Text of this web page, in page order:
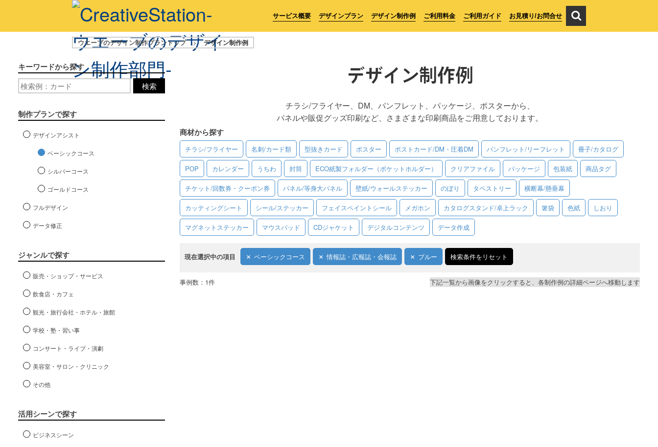
サービス概要 デザインプラン デザイン制作例 ご利用料金 ご利用ガイド お見積り/お問合せ
ウエーブのデザイン制作プラントップ > デザイン制作例
デザイン制作例
チラシ/フライヤー、DM、パンフレット、パッケージ、ポスターから、
パネルや販促グッズ印刷など、さまざまな印刷商品をご用意しております。
商材から探す
チラシ/フライヤー 名刺/カード類 型抜きカード ポスター ポストカード/DM・圧着DM パンフレット/リーフレット 冊子/カタログ
POP カレンダー うちわ 封筒 ECO紙製フォルダー（ポケットホルダー） クリアファイル パッケージ 包装紙 商品タグ
チケット/回数券・クーポン券 パネル/等身大パネル 壁紙/ウォールステッカー のぼり タペストリー 横断幕/懸垂幕
カッティングシート シール/ステッカー フェイスペイントシール メガホン カタログスタンド/卓上ラック 箸袋 色紙 しおり
マグネットステッカー マウスパッド CDジャケット デジタルコンテンツ データ作成
現在選択中の項目 ベーシックコース 情報誌・広報誌・会報誌 ブルー 検索条件をリセット
キーワードから探す
検索
制作プランで探す
デザインアシスト
ベーシックコース
シルバーコース
ゴールドコース
フルデザイン
データ修正
ジャンルで探す
販売・ショップ・サービス
飲食店・カフェ
観光・旅行会社・ホテル・旅館
学校・塾・習い事
コンサート・ライブ・演劇
美容室・サロン・クリニック
その他
活用シーンで探す
ビジネスシーン
事例数：1件 下記一覧から画像をクリックすると、各制作例の詳細ページへ移動します